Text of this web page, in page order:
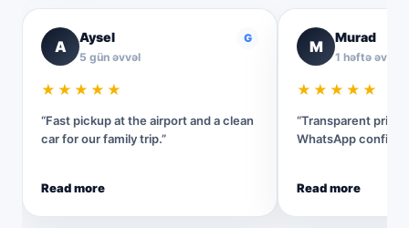
A
Aysel
5 gün əvvəl
G
★★★★★
“Fast pickup at the airport and a clean
car for our family trip.”
Read more
M
Murad
1 həftə əvvəl
★★★★★
“Transparent
WhatsApp
Read more